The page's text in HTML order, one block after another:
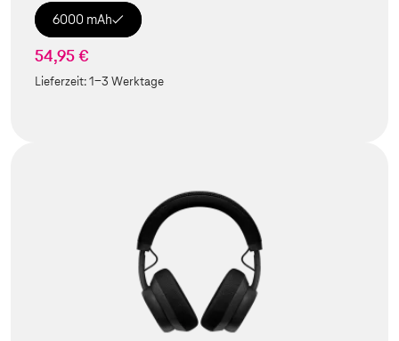
6000 mAh
54,95 €
Lieferzeit:1-3 Werktage